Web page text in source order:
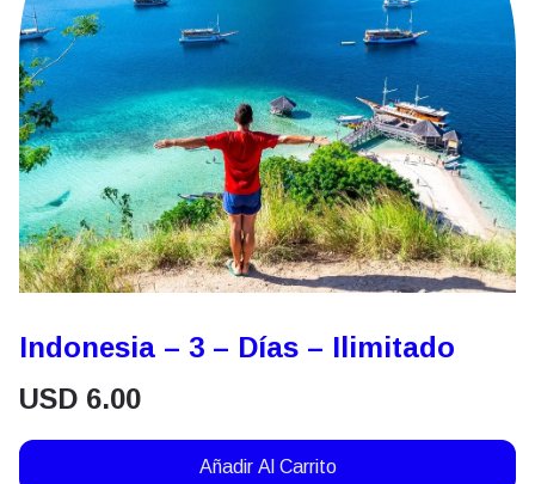
Indonesia – 3 – Días – Ilimitado
USD 6.00
Añadir Al Carrito